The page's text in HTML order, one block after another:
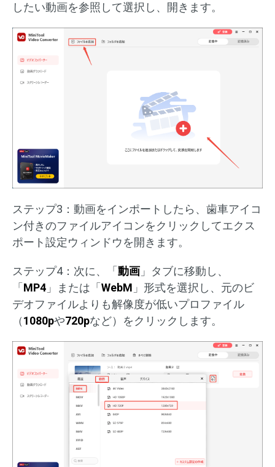
したい動画を参照して選択し、開きます。
ステップ3：動画をインポートしたら、歯車アイコ
ン付きのファイルアイコンをクリックしてエクス
ポート設定ウィンドウを開きます。
ステップ4：次に、「動画 」タブに移動し、
「MP4 」または「WebM 」形式を選択し、元のビ
デオファイルよりも解像度が低いプロファイル
（1080pや720pなど）をクリックします。